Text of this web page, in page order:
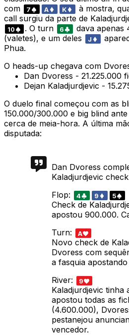
com
7 A K à mostra,
call surgiu da parte de
10
. O turn 6
dava apenas
(valetes), e um deles
J
Phua.
O heads-up chegava com
Dan Dvoress - 21.225.000
Dejan Kaladjurdjevic -
O duelo final começou com as
150.000/300.000 e big blind
cerca de meia-hora. A última
disputada:
Dan Dvoress
Kaladjurdjevic
Flop:
4 9 5
Check de
apostou 900.000.
Turn:
A
Novo check de
Dvoress com
a fasquia
River:
9
Kaladjurdjevic tinha
apostou todas as
(4.600.000),
pestanejou
vencedor.